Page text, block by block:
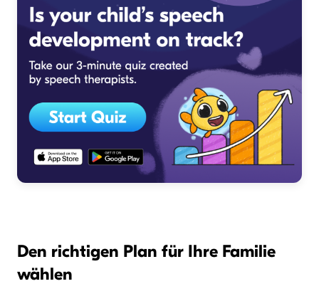
Den richtigen Plan für Ihre Familie
wählen